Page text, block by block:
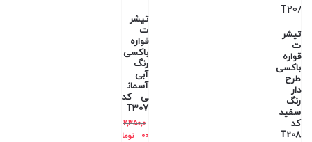
تیشر
ت
قواره
باکسی
طرح
دار
رنگ
سفید
کد
T208
تیشر
ت
قواره
باکسی
رنگ
آبی
آسمان
ی کد
T307
2,350,0
00
توما